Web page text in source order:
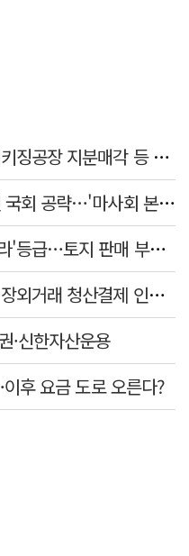
블룸버그 "SK하이닉스, 中 패키징공장 지분매각 등 검토"
김병삼 경북 영천시장, 이번엔 국회 공략…'마사회 본사 이전·광역교통망 확충' 요청
대구도시개발공사 경영평가 '라'등급…토지 판매 부진에 1년 만에 두 단계 '뚝'
예탁결제원, 비상장·조각투자 장외거래 청산결제 인프라 구축 착수…연내 가동
·신한자산운용
후 요금 도로 오른다?